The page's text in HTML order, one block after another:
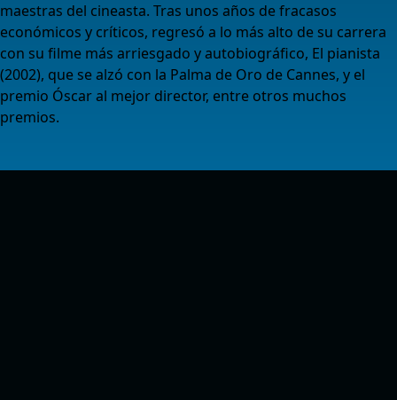
maestras del cineasta. Tras unos años de fracasos
económicos y críticos, regresó a lo más alto de su carrera
con su filme más arriesgado y autobiográfico, El pianista
(2002), que se alzó con la Palma de Oro de Cannes, y el
premio Óscar al mejor director, entre otros muchos
premios.